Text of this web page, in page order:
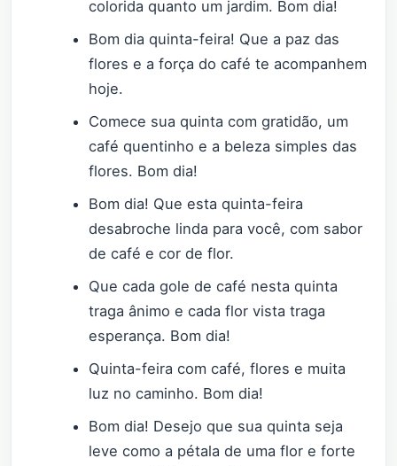
colorida quanto um jardim. Bom dia!
Bom dia quinta-feira! Que a paz das
flores e a força do café te acompanhem
hoje.
Comece sua quinta com gratidão, um
café quentinho e a beleza simples das
flores. Bom dia!
Bom dia! Que esta quinta-feira
desabroche linda para você, com sabor
de café e cor de flor.
Que cada gole de café nesta quinta
traga ânimo e cada flor vista traga
esperança. Bom dia!
Quinta-feira com café, flores e muita
luz no caminho. Bom dia!
Bom dia! Desejo que sua quinta seja
leve como a pétala de uma flor e forte